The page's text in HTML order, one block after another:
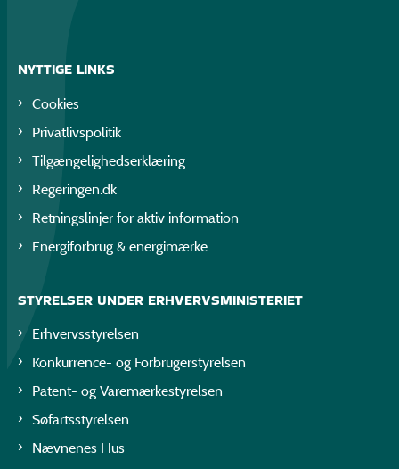
NYTTIGE LINKS
Cookies
Privatlivspolitik
Tilgængelighedserklæring
Regeringen.dk
Retningslinjer for aktiv information
Energiforbrug & energimærke
STYRELSER UNDER ERHVERVSMINISTERIET
Erhvervsstyrelsen
Konkurrence- og Forbrugerstyrelsen
Patent- og Varemærkestyrelsen
Søfartsstyrelsen
Nævnenes Hus